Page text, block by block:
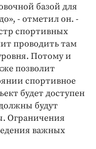
базой для
- отметил он. -
спортивных
проводить там
Потому и
позволит
спортивное
будет доступен
будут
Ограничения
важных